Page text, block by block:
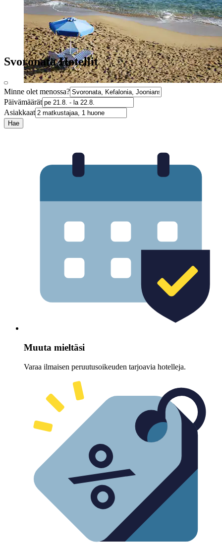
Svoronata Hotellit
Minne olet menossa?
Päivämäärät
Asiakkaat
Hae
Muuta mieltäsi
Varaa ilmaisen peruutusoikeuden tarjoavia hotelleja.